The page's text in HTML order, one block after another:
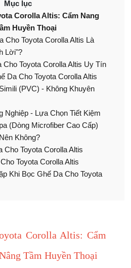
Mục lục
Corolla Altis: Cẩm Nang
Huyền Thoại
Cho Toyota Corolla Altis Là
Lời"?
Toyota Corolla Altis Uy Tín
Da Cho Toyota Corolla Altis
(PVC) - Không Khuyên
Nghiệp - Lựa Chọn Tiết Kiệm
(Dòng Microfiber Cao Cấp)
Không?
Cho Toyota Corolla Altis
Toyota Corolla Altis
Khi Bọc Ghế Da Cho Toyota
Corolla Altis: Cẩm
Tầm Huyền Thoại